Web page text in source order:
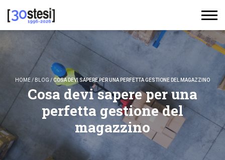
HOME/ BLOG /COSA DEVI SAPERE PER UNA PERFETTA GESTIONE DEL MAGAZZINO
Cosa devi sapere per una
perfetta gestione del
magazzino